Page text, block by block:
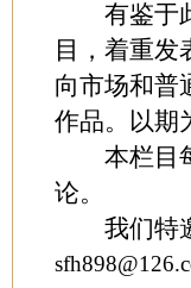
有鉴于此
目，着重发
向市场和普
作品。以期
本栏目每
论。
我们特邀